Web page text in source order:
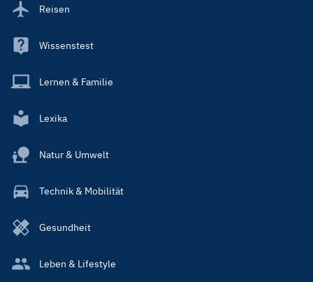
Reisen
Wissenstest
Lernen & Familie
Lexika
Natur & Umwelt
Technik & Mobilität
Gesundheit
Leben & Lifestyle